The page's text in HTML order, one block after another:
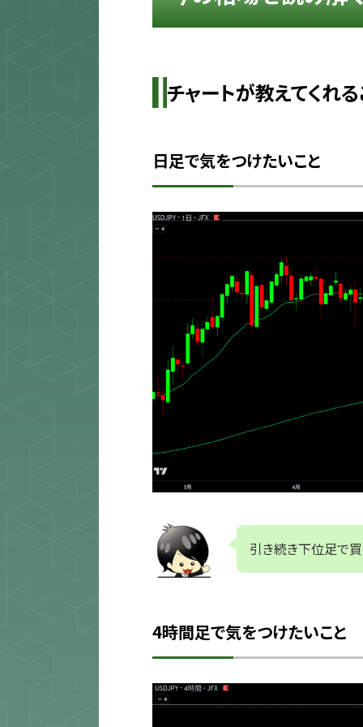
チャートが教えてくれる
日足で気をつけたいこと
引き続き下位足で
4時間足で気をつけたいこと